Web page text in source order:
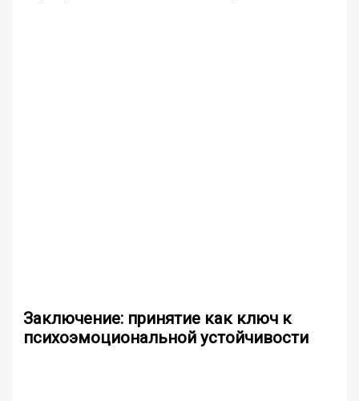
Заключение: принятие как ключ к
психоэмоциональной устойчивости